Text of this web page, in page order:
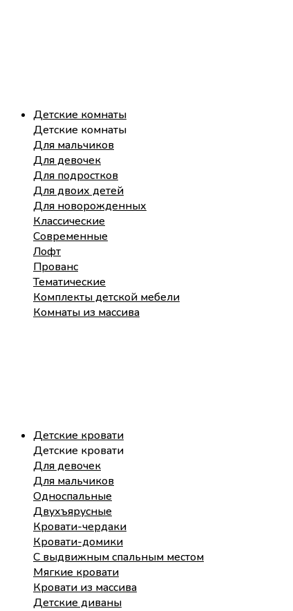
Детские комнаты
Детские комнаты
Для мальчиков
Для девочек
Для подростков
Для двоих детей
Для новорожденных
Классические
Современные
Лофт
Прованс
Тематические
Комплекты детской мебели
Комнаты из массива
Детские кровати
Детские кровати
Для девочек
Для мальчиков
Односпальные
Двухъярусные
Кровати-чердаки
Кровати-домики
С выдвижным спальным местом
Мягкие кровати
Кровати из массива
Детские диваны